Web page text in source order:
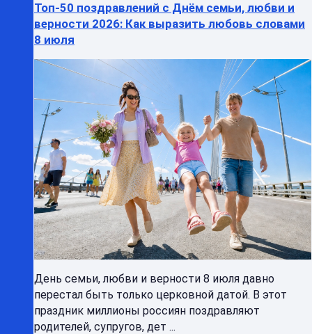
Топ-50 поздравлений с Днём семьи, любви и
верности 2026: Как выразить любовь словами
8 июля
День семьи, любви и верности 8 июля давно
перестал быть только церковной датой. В этот
праздник миллионы россиян поздравляют
родителей, супругов, дет ...